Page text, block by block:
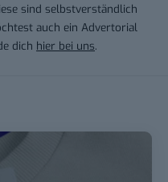
sind selbstverständlich
auch ein Advertorial
dich hier bei uns.